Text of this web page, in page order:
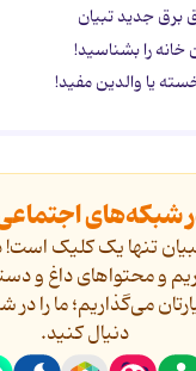
برق جدید تبیان
خانه را بشناسید!
یا والدین مفید!
شبکه‌های
تنها یک کلیک
و محتواهای داغ و
می‌گذاریم؛ ما را
دنیال کنید.